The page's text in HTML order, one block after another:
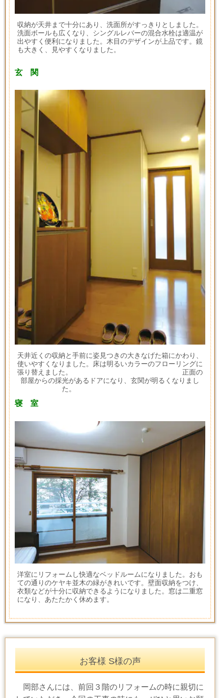
収納が天井まで十分にあり、洗面所がすっきりとしました。
洗面ボールも広くなり、シングルレバーの混合水栓は適温が
出やすく便利になりました。木目のデザインが上品です。鏡
も大きく、見やすくなりました。
玄 関
天井近くの収納と手前に姿見つきの大きなげた箱にかわり、
使いやすくなりました。床は明るいカラーのフローリングに
張り替えました。 正面の
部屋からの採光があるドアになり、玄関が明るくなりまし
た。
寝 室
洋室にリフォームし快適なベッドルームになりました。おも
ての通りのケヤキ並木の緑がきれいです。壁面収納をつけ、
衣類などが十分に収納できるようになりました。窓は二重窓
になり、あたたかく休めます。
お客様 S様の声
岡部さんには、前回３階のリフォームの時に親切に